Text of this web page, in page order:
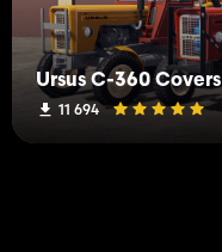
Ursus C-360 Covers
11 694